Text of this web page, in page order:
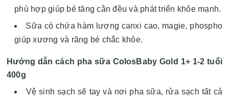
phù hợp giúp bé tăng cân đều và phát triển khỏe mạnh.
Sữa có chứa hàm lượng canxi cao, magie, phospho
giúp xương và răng bé chắc khỏe.
Hướng dẫn cách pha sữa ColosBaby Gold 1+ 1-2 tuổi
400g
Vệ sinh sạch sẽ tay và nơi pha sữa, rửa sạch tất cả